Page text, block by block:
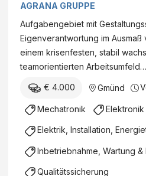
Stärke GmbH - Werk
Gmünd Standort:
ConrathstraßeGmünd,
Österreich Kategorie:
Instandhaltung
AGRANA GRUPPE
Aufgabengebiet mit
Eigenverantwortung im
einem krisenfesten, stabil
teamorientierten Arbeitsumfeld…
€ 4.000 Gmünd
Mechatronik Elektronik
Elektrik, Installation,
Inbetriebnahme, Wartung &
Qualitätssicherung